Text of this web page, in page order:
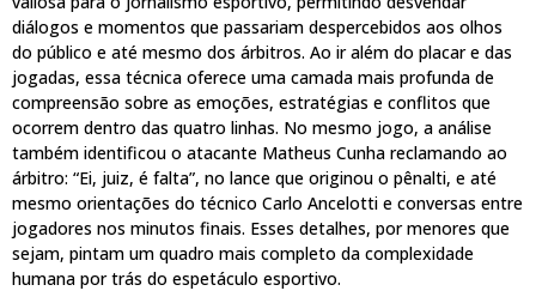
diálogos e momentos que passariam despercebidos aos olhos
do público e até mesmo dos árbitros. Ao ir além do placar e das
jogadas, essa técnica oferece uma camada mais profunda de
compreensão sobre as emoções, estratégias e conflitos que
ocorrem dentro das quatro linhas. No mesmo jogo, a análise
também identificou o atacante Matheus Cunha reclamando ao
árbitro: “Ei, juiz, é falta”, no lance que originou o pênalti, e até
mesmo orientações do técnico Carlo Ancelotti e conversas entre
jogadores nos minutos finais. Esses detalhes, por menores que
sejam, pintam um quadro mais completo da complexidade
humana por trás do espetáculo esportivo.